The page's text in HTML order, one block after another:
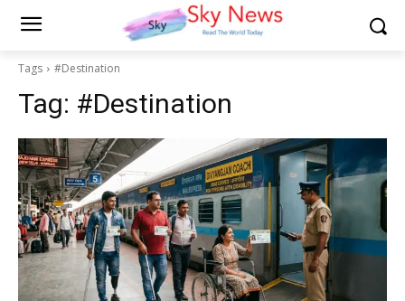
Tags #Destination
Tag: #Destination